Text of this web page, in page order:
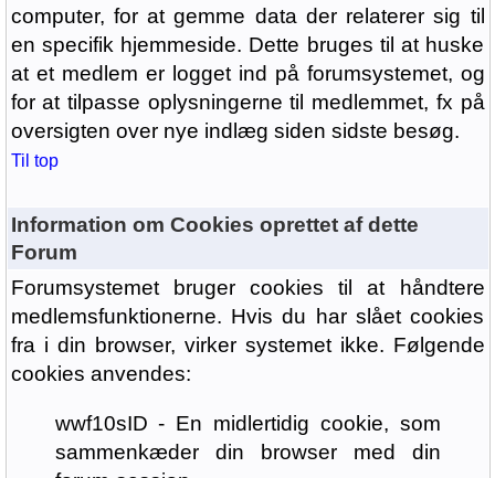
computer, for at gemme data der relaterer sig til
en specifik hjemmeside. Dette bruges til at huske
at et medlem er logget ind på forumsystemet, og
for at tilpasse oplysningerne til medlemmet, fx på
oversigten over nye indlæg siden sidste besøg.
Til top
Information om Cookies oprettet af dette
Forum
Forumsystemet bruger cookies til at håndtere
medlemsfunktionerne. Hvis du har slået cookies
fra i din browser, virker systemet ikke. Følgende
cookies anvendes:
wwf10sID - En midlertidig cookie, som
sammenkæder din browser med din